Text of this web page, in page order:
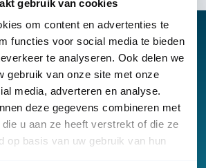
gebruik van cookies
om content en advertenties te
functies voor social media te bieden
te analyseren. Ook delen we
gebruik van onze site met onze
media, adverteren en analyse.
deze gegevens combineren met
u aan ze heeft verstrekt of die ze
op basis van uw gebruik van hun
Nieuwsbrief
Klantenservice